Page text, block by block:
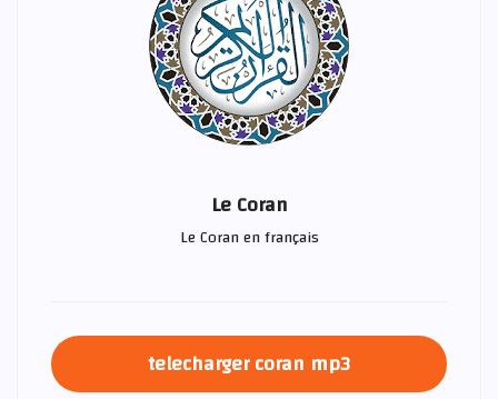
Le Coran
Le Coran en français
telecharger coran mp3